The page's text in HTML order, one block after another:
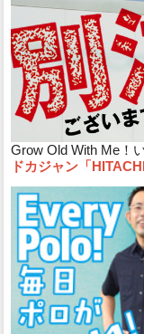
Grow Old With Me！
ドカジャン「